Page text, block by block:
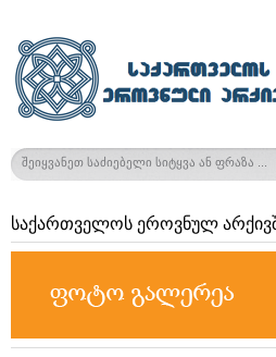
საქართველოს ეროვნულ